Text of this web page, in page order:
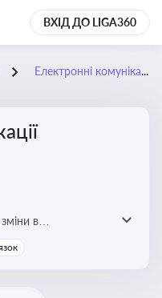
ВХІД ДО LIGA360
Електронні комунікації
в
телекомунікацій,
послуг